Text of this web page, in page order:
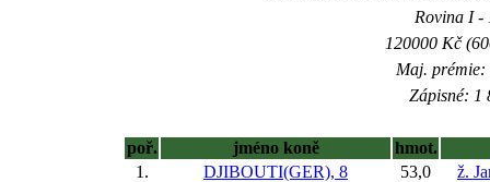
Rovina I -
120000 Kč
Maj. prémie:
Zápisné: 1
poř. jméno koně
hmot.
1.
DJIBOUTI(GER), 8 53,0
ž.